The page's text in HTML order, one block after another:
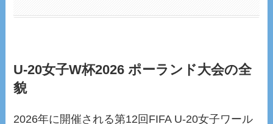
U-20女子W杯2026 ポーランド大会の全
貌
2026年に開催される第12回FIFA U-20女子ワール